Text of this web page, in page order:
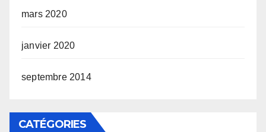
mars 2020
janvier 2020
septembre 2014
CATÉGORIES